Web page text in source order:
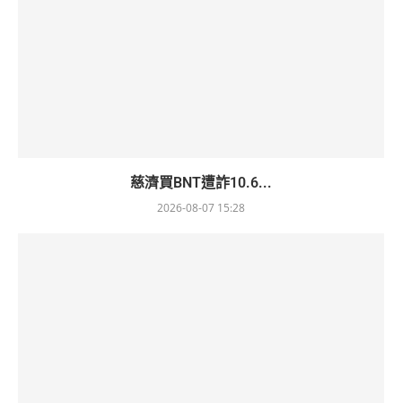
慈濟買BNT遭詐10.6...
2026-08-07 15:28